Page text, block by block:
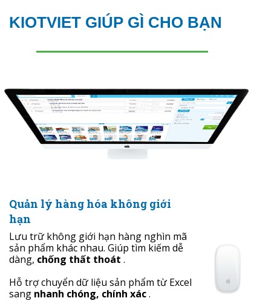
Quản lý hàng hóa không giới
hạn
Lưu trữ không giới hạn hàng nghìn mã
sản phẩm khác nhau. Giúp tìm kiếm dễ
dàng, chống thất thoát .
Hỗ trợ chuyển dữ liệu sản phẩm từ Excel
sang nhanh chóng, chính xác.
KIOTVIET GIÚP GÌ CHO BẠN